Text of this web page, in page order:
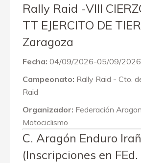
Rally Raid -VIII
TT EJERCITO DE
Zaragoza
Fecha: 04/09/2026-05/09/2026
Campeonato: Rally Raid - Cto.
Raid
Organizador: Federación
Motociclismo
C. Aragón Enduro
(Inscripciones en